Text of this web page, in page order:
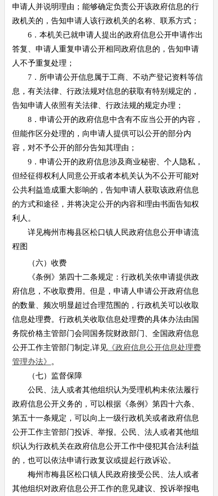
申请人并说明理由；能够确定负责公开该政府信息的行
政机关的，告知申请人该行政机关的名称、联系方式；
6．本机关已就申请人提出的政府信息公开申请作出
答复、申请人重复申请公开相同政府信息的，告知申请
人不予重复处理；
7．所申请公开信息属于工商、不动产登记资料等信
息，有关法律、行政法规对信息的获取有特别规定的，
告知申请人依照有关法律、行政法规的规定办理；
8．申请公开的政府信息中含有不应当公开的内容，
但能作区分处理的，向申请人提供可以公开的部分内
容，对不予公开的部分告知其理由；
9．申请公开的政府信息涉及商业秘密、个人隐私，
但经征得权利人同意公开或者本机关认为不公开可能对
公共利益造成重大影响的，告知申请人获取该政府信息
的方式和途径，并将决定公开的内容和理由书面告知权
利人。
详见梅州市梅县区松口镇人民政府信息公开申请流
程图
（六）收费
《条例》第四十二条规定：行政机关依申请提供政
府信息，不收取费用。但是，申请人申请公开政府信息
的数量、频次明显超过合理范围的，行政机关可以收取
信息处理费。行政机关收取信息处理费的具体办法由国
务院价格主管部门会同国务院财政部门、全国政府信息
公开工作主管部门制定,详见《政府信息公开信息处理费
管理办法》
。
（七）监督保障
公民、法人或者其他组织认为受理机构未依法履行
政府信息公开义务的，可以根据《条例》第四十六条、
第五十一条规定，可以向上一级行政机关或者政府信息
公开工作主管部门投诉、举报。公民、法人或者其他组
织认为行政机关在政府信息公开工作中侵犯其合法利益
的，也可以依法申请行政复议或提起行政诉讼。
梅州市梅县区松口镇人民政府接受公民、法人或者
其他组织对政府信息公开工作的意见建议、投诉举报电